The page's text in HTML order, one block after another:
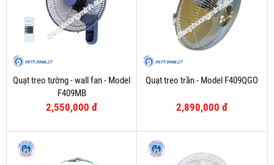
Quạt treo tường - wall fan - Model
F409MB
2,550,000 đ
Quạt treo trần - Model F409QGO
2,890,000 đ